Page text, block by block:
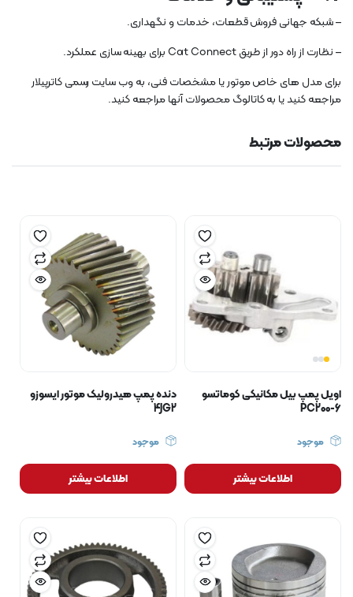
– شبکه جهانی فروش قطعات، خدمات و نگهداری.
– نظارت از راه دور از طریق Cat Connect برای بهینه سازی عملکرد.
برای مدل های خاص موتور یا مشخصات فنی، به وب سایت رسمی کاترپیلار
مراجعه کنید یا به کاتالوگ محصولات آنها مراجعه کنید.
محصولات مرتبط
اویل پمپ بیل مکانیکی کوماتسو
PC200-6
موجود
اطلاعات بیشتر
دنده پمپ هیدرولیک موتور ایسوزو
4JG2
موجود
اطلاعات بیشتر